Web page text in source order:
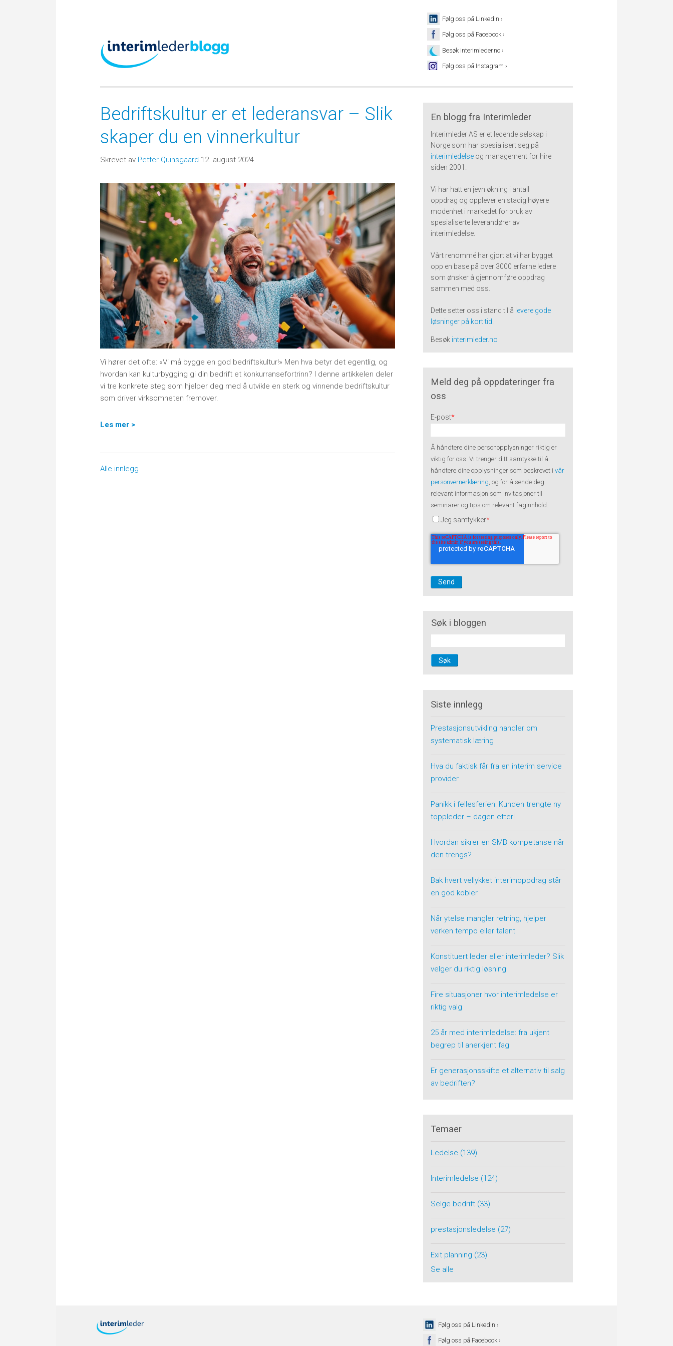
Følg oss på LinkedIn ›
Følg oss på Facebook ›
Besøk interimleder.no ›
Følg oss på Instagram ›
Bedriftskultur er et lederansvar – Slik
skaper du en vinnerkultur
Skrevet av Petter Quinsgaard 12. august 2024
Vi hører det ofte: «Vi må bygge en god bedriftskultur!» Men hva betyr det egentlig, og
hvordan kan kulturbygging gi din bedrift et konkurransefortrinn? I denne artikkelen deler
vi tre konkrete steg som hjelper deg med å utvikle en sterk og vinnende bedriftskultur
som driver virksomheten fremover.
Les mer >
Alle innlegg
En blogg fra Interimleder
Interimleder AS er et ledende selskap i
Norge som har spesialisert seg på
interimledelse og management for hire
siden 2001.
Vi har hatt en jevn økning i antall
oppdrag og opplever en stadig høyere
modenhet i markedet for bruk av
spesialiserte leverandører av
interimledelse.
Vårt renommé har gjort at vi har bygget
opp en base på over 3000 erfarne ledere
som ønsker å gjennomføre oppdrag
sammen med oss.
Dette setter oss i stand til å levere gode
løsninger på kort tid
Besøk interimleder.no
Meld deg på oppdateringer fra
oss
E-post*
Å håndtere dine personopplysninger riktig er
viktig for oss. Vi trenger ditt samtykke til å
håndtere dine opplysninger som beskrevet ivår
personvernerklæring , og for å sende deg
relevant informasjon som invitasjoner til
seminarer og tips om relevant faginnhold.
Jeg samtykker*
Søk i bloggen
Søk
Siste innlegg
Prestasjonsutvikling handler om
systematisk læring
Hva du faktisk får fra en interim service
provider
Panikk i fellesferien: Kunden trengte ny
toppleder – dagen etter!
Hvordan sikrer en SMB kompetanse når
den trengs?
Bak hvert vellykket interimoppdrag står
en god kobler
Når ytelse mangler retning, hjelper
verken tempo eller talent
Konstituert leder eller interimleder? Slik
velger du riktig løsning
Fire situasjoner hvor interimledelse er
riktig valg
25 år med interimledelse: fra ukjent
begrep til anerkjent fag
Er generasjonsskifte et alternativ til salg
av bedriften?
Temaer
Ledelse (139)
Interimledelse (124)
Selge bedrift (33)
prestasjonsledelse (27)
Exit planning (23)
Se alle
Følg oss på LinkedIn ›
Følg oss på Facebook ›